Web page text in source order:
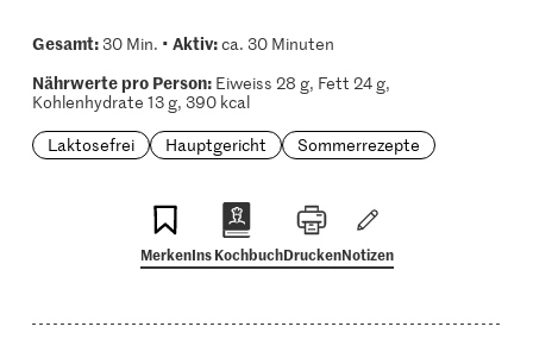
Gesamt:30 Min. • Aktiv:ca. 30 Minuten
Nährwerte pro Person:Eiweiss 28 g, Fett 24 g,
Kohlenhydrate 13 g, 390 kcal
Laktosefrei
Hauptgericht Sommerrezepte
MerkenIns KochbuchDruckenNotizen